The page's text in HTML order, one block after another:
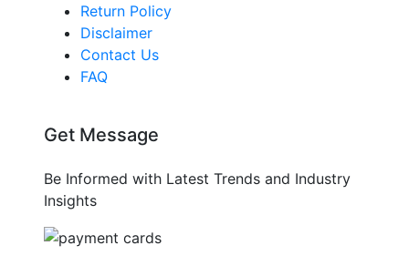
Return Policy
Disclaimer
Contact Us
FAQ
Get Message
Be Informed with Latest Trends and Industry
Insights